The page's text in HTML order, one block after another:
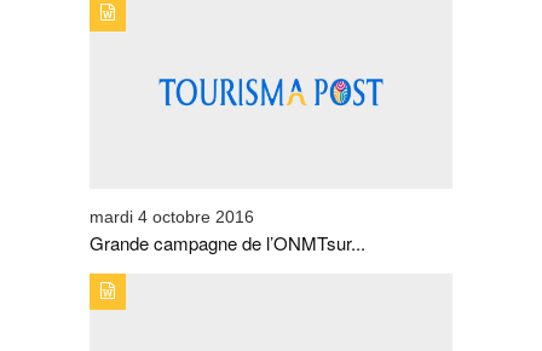
FRANÇAISE
mardi 4 octobre 2016
Grande campagne de l’ONMTsur...